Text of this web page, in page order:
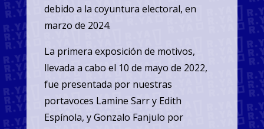
debido a la coyuntura electoral, en
marzo de 2024.
La primera exposición de motivos,
llevada a cabo el 10 de mayo de 2022,
fue presentada por nuestras
portavoces Lamine Sarr y Edith
Espínola, y Gonzalo Fanjulo por